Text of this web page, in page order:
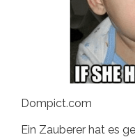
Dompict.com
Ein Zauberer hat es